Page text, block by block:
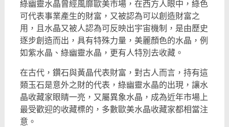
綠幽靈水晶曾經風靡歐美市場，在西方人眼中，綠色
可代表事業產生的財富，又被認為可以創造財富之
用，且水晶又被人認為可反映出宇宙機制，是由歷史
逐步創造而出，具有特殊力量，美麗顏色的水晶，例
如紫水晶、綠幽靈水晶，更有人特別去收藏。
在古代，鑽石與黃晶代表財富，對古人而言，持有這
類玉石是意外之財的代表，綠幽靈水晶的出現，讓水
晶收藏家眼睛一亮，又屬異象水晶，成為近年市場上
最受歡迎的收藏標的，多數歐美水晶收藏家都相當注
意。